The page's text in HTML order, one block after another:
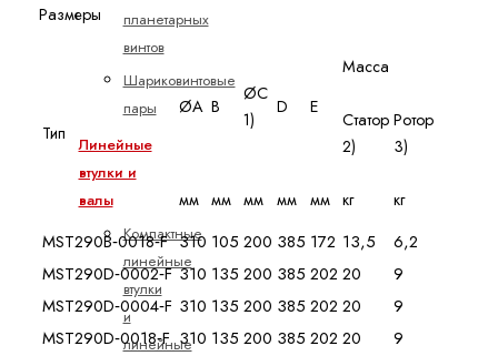
планетарных
винтов
Шариковинтовые
пары
Линейные
втулки и
валы
Компактные
линейные
втулки
и
линейные
Размеры
Тип
ØA B
ØC
1)
D E
Масса
Статор
2)
Ротор
3)
мм мм мм мм мм кг кг
MST290B‑0018‑F 310 105 200 385 172 13,5
6,2
MST290D‑0002‑F 310 135 200 385 202 20
9
MST290D‑0004‑F 310 135 200 385 202 20
9
MST290D‑0018‑F 310 135 200 385 202 20
9